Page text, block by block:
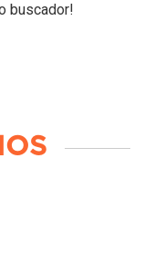
buscador!